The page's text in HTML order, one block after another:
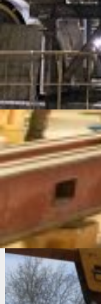
транспортёра на
производственный
вертикальное
эксплуатацию
производственной
бюро
Одновременно с
автомобильного
положение,
Lasco KP 630.
В рамках проекта
выполнили полный
инженерных систем